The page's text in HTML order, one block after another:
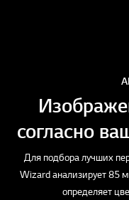
согласно
Для подбора лучших
Wizard анализирует 85
определяет